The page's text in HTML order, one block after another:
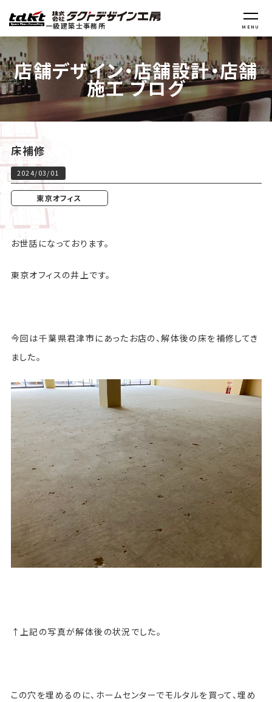
一級建築士事務所 MENU
店舗デザイン・店舗設計・店舗
施工 ブログ
床補修
2024/03/01
東京オフィス
お世話になっております。
東京オフィスの井上です。
今回は千葉県君津市にあったお店の、解体後の床を補修してき
ました。
↑上記の写真が解体後の状況でした。
この穴を埋めるのに、ホームセンターでモルタルを買って、埋め